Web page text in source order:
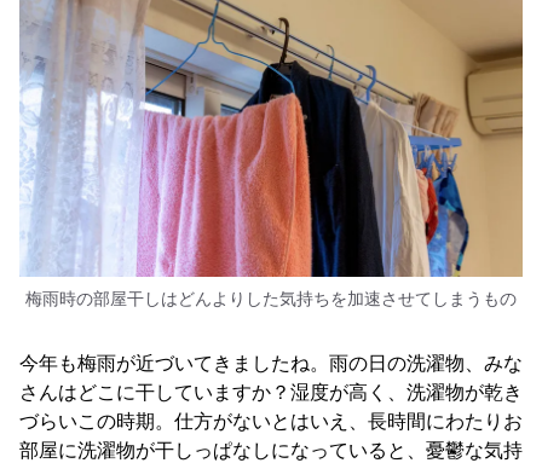
梅雨時の部屋干しはどんよりした気持ちを加速させてしまうもの
今年も梅雨が近づいてきましたね。雨の日の洗濯物、みな
さんはどこに干していますか？湿度が高く、洗濯物が乾き
づらいこの時期。仕方がないとはいえ、長時間にわたりお
部屋に洗濯物が干しっぱなしになっていると、憂鬱な気持